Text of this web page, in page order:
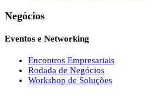
Negócios
Eventos e Networking
Encontros Empresariais
Rodada de Negócios
Workshop de Soluções